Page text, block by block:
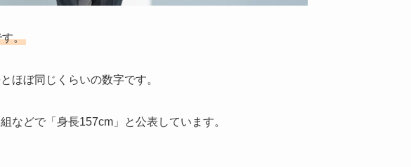
。
ほぼ同じくらいの数字です。
などで「身長157cm」と公表しています。